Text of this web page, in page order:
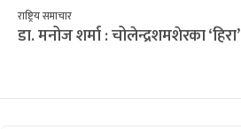
राष्ट्रिय समाचार
डा. मनोज शर्मा : चोलेन्द्रशमशेरका ‘हिरा’